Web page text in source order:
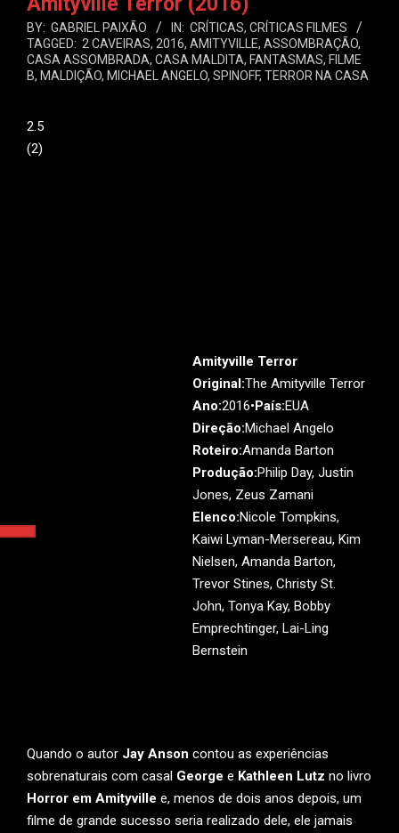
BY: GABRIEL PAIXÃO IN: CRÍTICAS, CRÍTICAS FILMES
TAGGED: 2 CAVEIRAS, 2016, AMITYVILLE, ASSOMBRAÇÃO,
CASA ASSOMBRADA, CASA MALDITA, FANTASMAS, FILME
B, MALDIÇÃO, MICHAEL ANGELO, SPINOFF, TERROR NA CASA
2.5
(2)
Amityville Terror
Original:The Amityville Terror
Ano:2016•País:EUA
Direção:Michael Angelo
Roteiro:Amanda Barton
Produção:Philip Day, Justin
Jones, Zeus Zamani
Elenco:Nicole Tompkins,
Kaiwi Lyman-Mersereau, Kim
Nielsen, Amanda Barton,
Trevor Stines, Christy St.
John, Tonya Kay, Bobby
Emprechtinger, Lai-Ling
Bernstein
Quando o autor Jay Anson contou as experiências
sobrenaturais com casal George e Kathleen Lutz no livro
Horror em Amityville e, menos de dois anos depois, um
filme de grande sucesso seria realizado dele, ele jamais